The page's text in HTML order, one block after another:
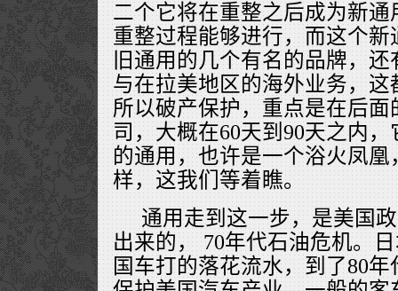
二个它将在重整之后成为新
重整过程能够进行，而这个
旧通用的几个有名的品牌，
与在拉美地区的海外业务，
所以破产保护，重点是在后
司，大概在60天到90天之内
的通用，也许是一个浴火凤
样，这我们等着瞧。
通用走到这一步，是美国
出来的， 70年代石油危机。
国车打的落花流水，到了80